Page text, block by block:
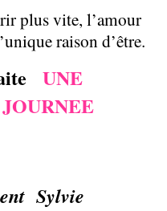
plus vite, l’amour
raison d’être.
UNE
Sylvie